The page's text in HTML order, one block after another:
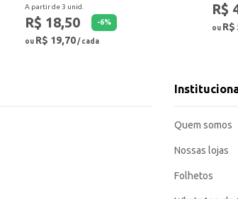
A partir de 3 unid.
R$ 18,50 -6%
ou R$ 19,70/ cada
R$
ou R$
Quem somos
Nossas lojas
Folhetos